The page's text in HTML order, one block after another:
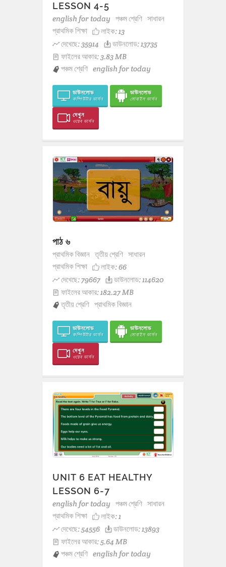
LESSON 4-5
english for today পঞ্চম শ্রেণি সাধারন
প্রাথমিক শিক্ষা
লাইক:13
দেখেছে: 35914
ডাউনলোড: 13735
ফাইলের আকার: 3.83 MB
পঞ্চম শ্রেণি english for today
ডাউনলোড
কম্পিউটার ভার্সন
ডাউনলোড
মোবাইল ভার্সন
দেখুন
ওয়েব ভার্সন
পাঠ ৬
প্রাথমিক বিজ্ঞান তৃতীয় শ্রেণি সাধারন
প্রাথমিক শিক্ষা
লাইক:66
দেখেছে: 79667
ডাউনলোড: 114620
ফাইলের আকার: 182.27 MB
তৃতীয় শ্রেণি প্রাথমিক বিজ্ঞান
ডাউনলোড
কম্পিউটার ভার্সন
ডাউনলোড
মোবাইল ভার্সন
দেখুন
ওয়েব ভার্সন
UNIT 6 EAT HEALTHY
LESSON 6-7
english for today পঞ্চম শ্রেণি সাধারন
প্রাথমিক শিক্ষা
লাইক:1
দেখেছে: 54556
ডাউনলোড: 13893
ফাইলের আকার: 5.64 MB
পঞ্চম শ্রেণি english for today